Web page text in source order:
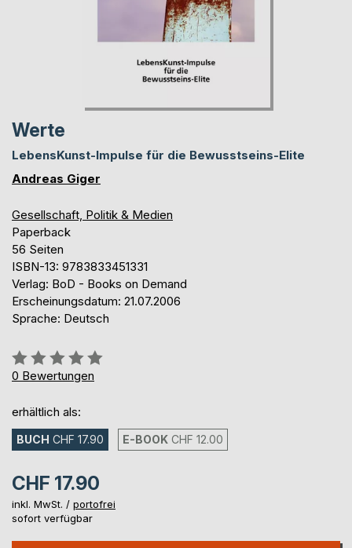
Werte
LebensKunst-Impulse für die Bewusstseins-Elite
Andreas Giger
Gesellschaft, Politik & Medien
Paperback
56 Seiten
ISBN-13: 9783833451331
Verlag: BoD - Books on Demand
Erscheinungsdatum: 21.07.2006
Sprache: Deutsch
Bewertung::
0%
0 Bewertungen
erhältlich als:
BUCH CHF 17.90 E-BOOK CHF 12.00
CHF 17.90
inkl. MwSt. / portofrei
sofort verfügbar